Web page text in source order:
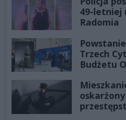
49-letniej
Radomia
Trzech
Budżetu